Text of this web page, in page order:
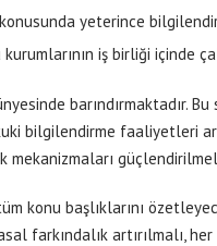
yeterince
iş birliği içinde
barındırmaktadır.
bilgilendirme faaliyetleri
mekanizmaları
konu başlıklarını
farkındalık artırılmalı,